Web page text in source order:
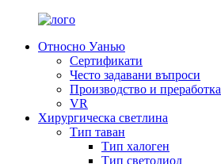
Относно Уанью
Сертификати
Често задавани въпроси
Производство и преработка
VR
Хирургическа светлина
Тип таван
Тип халоген
Тип светодиод